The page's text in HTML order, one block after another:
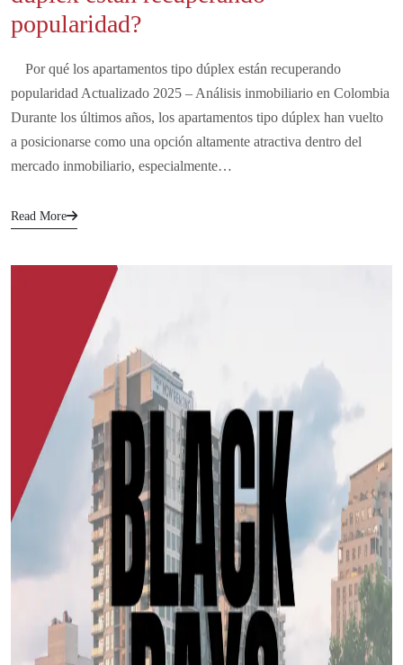
popularidad?
Por qué los apartamentos tipo dúplex están recuperando
popularidad Actualizado 2025 – Análisis inmobiliario en Colombia
Durante los últimos años, los apartamentos tipo dúplex han vuelto
a posicionarse como una opción altamente atractiva dentro del
mercado inmobiliario, especialmente…
Read More